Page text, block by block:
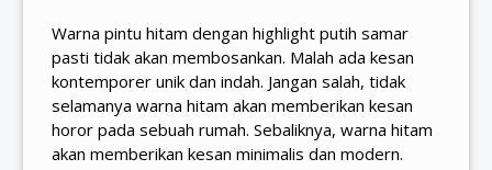
Warna pintu hitam dengan highlight putih samar
pasti tidak akan membosankan. Malah ada kesan
kontemporer unik dan indah. Jangan salah, tidak
selamanya warna hitam akan memberikan kesan
horor pada sebuah rumah. Sebaliknya, warna hitam
akan memberikan kesan minimalis dan modern.